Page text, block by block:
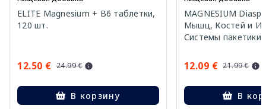
ELITE Magnesium + B6 таблетки,
120 шт.
12.50 € 24.99 €
В корзину
MAGNESIUM
Мышц, Костей и
Системы
12.09 € 21.99 €
В